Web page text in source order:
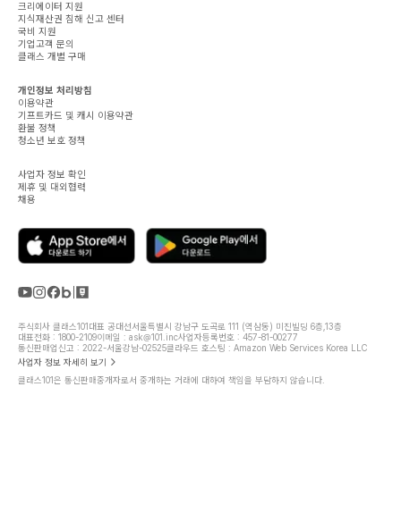
크리에이터 지원
지식재산권 침해 신고 센터
국비 지원
기업고객 문의
클래스 개별 구매
개인정보 처리방침
이용약관
기프트카드 및 캐시 이용약관
환불 정책
청소년 보호 정책
사업자 정보 확인
제휴 및 대외협력
채용
주식회사 클래스101 대표 공대선서울특별시 강남구 도곡로 111 (역삼동) 미진빌딩 6층,13층
대표전화 : 1800-2109이메일 : ask@101.inc사업자등록번호 : 457-81-00277
통신판매업신고 : 2022-서울강남-02525클라우드 호스팅 : Amazon Web Services Korea LLC
사업자 정보 자세히 보기
클래스101은 통신판매중개자로서 중개하는 거래에 대하여 책임을 부담하지 않습니다.